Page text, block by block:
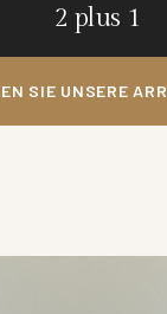
2 plus 1
SIE UNSERE